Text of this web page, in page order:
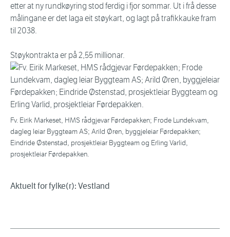
etter at ny rundkøyring stod ferdig i fjor sommar. Ut i frå desse
målingane er det laga eit støykart, og lagt på trafikkauke fram
til 2038.
Støykontrakta er på 2,55 millionar.
Fv. Eirik Markeset, HMS rådgjevar Førdepakken; Frode Lundekvam,
dagleg leiar Byggteam AS; Arild Øren, byggjeleiar Førdepakken;
Eindride Østenstad, prosjektleiar Byggteam og Erling Varlid,
prosjektleiar Førdepakken.
Aktuelt for fylke(r): Vestland